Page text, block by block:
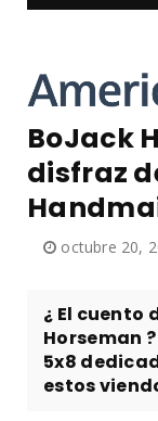
BoJack
disfraz
octubre 20,
¿ El cuento
Horseman
5x8
estos